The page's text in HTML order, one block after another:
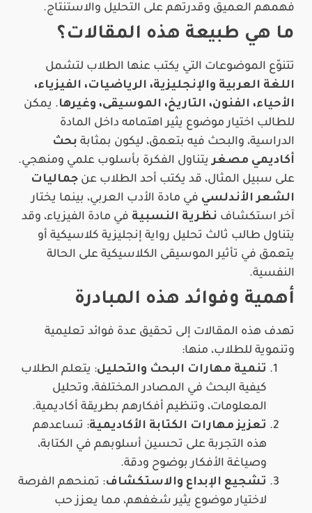
فهمهم العميق وقدرتهم على التحليل والاستنتاج.
ما هي طبيعة هذه المقالات؟
تتنوّع الموضوعات التي يكتب عنها الطلاب لتشمل
اللغة العربية والإنجليزية، الرياضيات، الفيزياء،
الأحياء، الفنون، التاريخ، الموسيقى، وغيرها. يمكن
للطالب اختيار موضوع يثير اهتمامه داخل المادة
الدراسية، والبحث فيه بتعمق، ليكون بمثابة بحث
أكاديمي مصغريتناول الفكرة بأسلوب علمي ومنهجي.
على سبيل المثال، قد يكتب أحد الطلاب عن جماليات
الشعر الأندلسي في مادة الأدب العربي، بينما يختار
آخر استكشاف نظرية النسبية في مادة الفيزياء، وقد
يتناول طالب ثالث تحليل رواية إنجليزية كلاسيكية أو
يتعمق في تأثير الموسيقى الكلاسيكية على الحالة
النفسية.
أهمية وفوائد هذه المبادرة
تهدف هذه المقالات إلى تحقيق عدة فوائد تعليمية
وتنموية للطلاب، منها:
تنمية مهارات البحث والتحليل: يتعلم الطلاب
كيفية البحث في المصادر المختلفة، وتحليل
المعلومات، وتنظيم أفكارهم بطريقة أكاديمية.
تعزيز مهارات الكتابة الأكاديمية: تساعدهم
هذه التجربة على تحسين أسلوبهم في الكتابة،
وصياغة الأفكار بوضوح ودقة.
تشجيع الإبداع والاستكشاف: تمنحهم الفرصة
لاختيار موضوع يثير شغفهم، مما يعزز حب